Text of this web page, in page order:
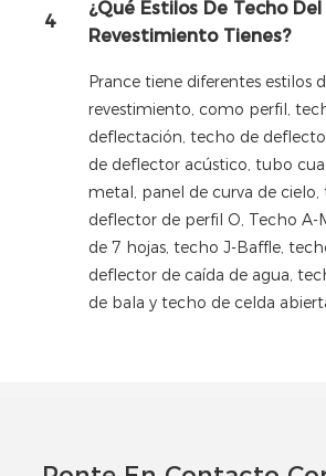
4
¿Qué Estilos De Techo
Revestimiento Tienes?
Prance tiene diferentes estilos
revestimiento, como perfil,
deflectación, techo de
de deflector acústico, tubo
metal, panel de curva de
deflector de perfil O, Techo A-
de 7 hojas, techo J-Baffle,
deflector de caída de agua,
de bala y techo de celda